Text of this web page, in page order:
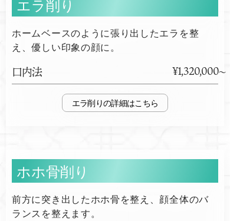
エラ削り
ホームベースのように張り出したエラを整
え、優しい印象の顔に。
口内法 ¥1,320,000
エラ削り
ホホ骨削り
前方に突き出したホホ骨を整え、顔全体のバ
ランスを整えます。